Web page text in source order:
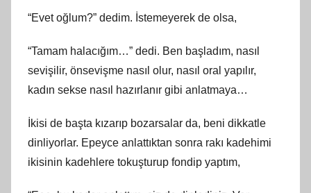
“Evet oğlum?” dedim. İstemeyerek de olsa,
“Tamam halacığım…” dedi. Ben başladım, nasıl
sevişilir, önsevişme nasıl olur, nasıl oral yapılır,
kadın sekse nasıl hazırlanır gibi anlatmaya…
İkisi de başta kızarıp bozarsalar da, beni dikkatle
dinliyorlar. Epeyce anlattıktan sonra rakı kadehimi
ikisinin kadehlere tokuşturup fondip yaptım,